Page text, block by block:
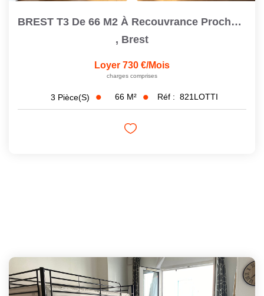
BREST T3 De 66 M2 À Recouvrance Proche Cafarelli Avec Un...
, Brest
Loyer 730 €/mois
charges comprises
3 Pièce(s) 66 M² Réf : 821LOTTI